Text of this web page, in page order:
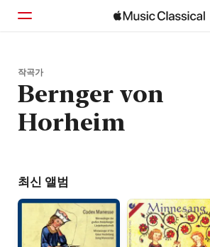
둘러보기
검색
작곡가
Bernger von
Horheim
최신 앨범